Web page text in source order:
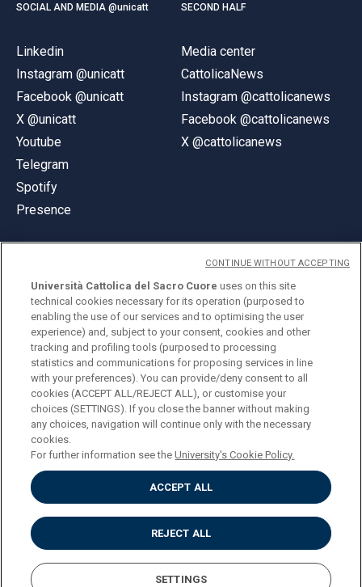
SOCIAL AND MEDIA @unicatt
Linkedin
Instagram @unicatt
Facebook @unicatt
X @unicatt
Youtube
Telegram
Spotify
Presence
SECOND HALF
Media center
CattolicaNews
Instagram @cattolicanews
Facebook @cattolicanews
X @cattolicanews
© Università Cattolica del Sacro Cuore
Largo A. Gemelli 1, 20123 Milan
PI 02133120150
ENGLISH
Privacy
Accessibilità
Cookies
Impostazione Cookies
Università Cattolica del Sacro Cuore uses on this site
technical cookies necessary for its operation (purposed to
enabling the use of our services and to optimising the user
experience) and, subject to your consent, cookies and other
tracking and profiling tools (purposed to processing
statistics and communications for proposing services in line
with your preferences). You can provide/deny consent to all
cookies (ACCEPT ALL/REJECT ALL), or customise your
choices (SETTINGS). If you close the banner without making
any choices, navigation will continue only with the necessary
cookies.
For further information see theUniversity's Cookie Policy.
ACCEPT ALL
REJECT ALL
SETTINGS
CONTINUE WITHOUT ACCEPTING